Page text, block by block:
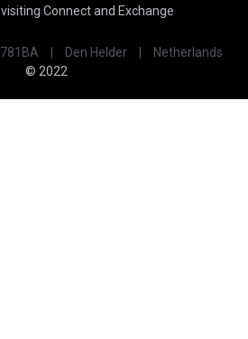
Connect and Exchange
Den Helder
Netherlands
© 2022